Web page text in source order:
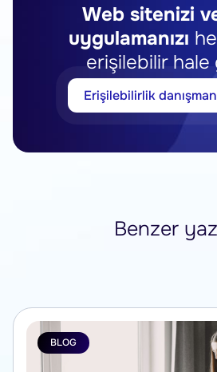
Web sitenizi
uygulamanızı
erişilebilir hale
Erişilebilirlik
Benzer
BLOG